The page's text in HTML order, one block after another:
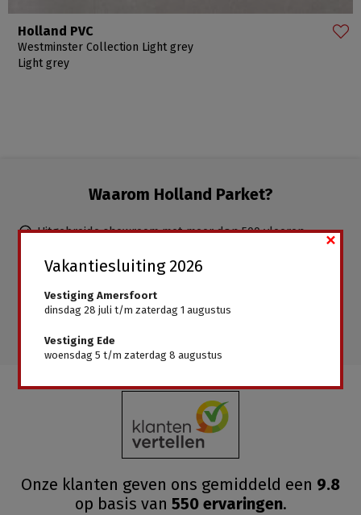
Holland PVC
Westminster Collection Light grey
Light grey
Waarom Holland Parket?
Uitgebreide showroom met meer dan 500 vloeren
Ervaren parketteurs in dienst, inclusief leggen mogelijk
Gratis advies aan huis
Alle vloeren direct leverbaar, geen wachttijden
Onze klanten geven ons gemiddeld een 9.8
op basis van 550ervaringen.
Vakantiesluiting 2026
Vestiging Amersfoort
dinsdag 28 juli t/m zaterdag 1 augustus
Vestiging Ede
woensdag 5 t/m zaterdag 8 augustus
×